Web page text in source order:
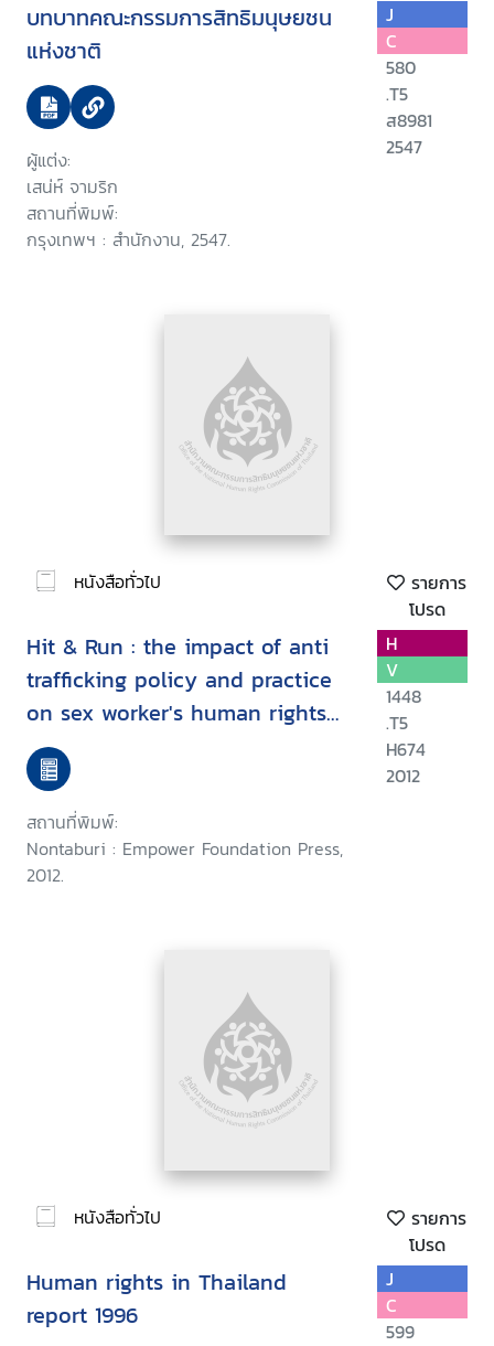
บทบาทคณะกรรมการสิทธิมนุษยชน
แห่งชาติ
ผู้แต่ง:
เสน่ห์ จามริก
สถานที่พิมพ์:
กรุงเทพฯ : สำนักงาน, 2547.
J
C
580
.T5
ส8981
2547
หนังสือทั่วไป
รายการ
โปรด
Hit & Run : the impact of anti
trafficking policy and practice
on sex worker's human rights
in Thailand
สถานที่พิมพ์:
Nontaburi : Empower Foundation Press,
2012.
H
V
1448
.T5
H674
2012
หนังสือทั่วไป
รายการ
โปรด
Human rights in Thailand
report 1996
J
C
599